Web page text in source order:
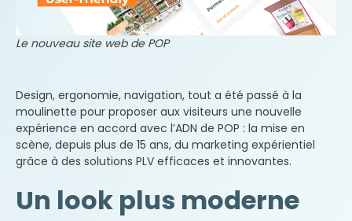
Le nouveau site web de POP
Design, ergonomie, navigation, tout a été passé à la
moulinette pour proposer aux visiteurs une nouvelle
expérience en accord avec l’ADN de POP : la mise en
scène, depuis plus de 15 ans, du marketing expérientiel
grâce à des solutions PLV efficaces et innovantes.
Un look plus moderne